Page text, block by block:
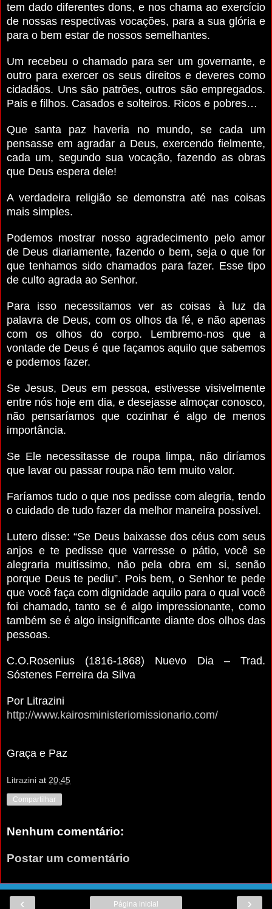
tem dado diferentes dons, e nos chama ao exercício
de nossas respectivas vocações, para a sua glória e
para o bem estar de nossos semelhantes.
Um recebeu o chamado para ser um governante, e
outro para exercer os seus direitos e deveres como
cidadãos. Uns são patrões, outros são empregados.
Pais e filhos. Casados e solteiros. Ricos e pobres…
Que santa paz haveria no mundo, se cada um
pensasse em agradar a Deus, exercendo fielmente,
cada um, segundo sua vocação, fazendo as obras
que Deus espera dele!
A verdadeira religião se demonstra até nas coisas
mais simples.
Podemos mostrar nosso agradecimento pelo amor
de Deus diariamente, fazendo o bem, seja o que for
que tenhamos sido chamados para fazer. Esse tipo
de culto agrada ao Senhor.
Para isso necessitamos ver as coisas à luz da
palavra de Deus, com os olhos da fé, e não apenas
com os olhos do corpo. Lembremo-nos que a
vontade de Deus é que façamos aquilo que sabemos
e podemos fazer.
Se Jesus, Deus em pessoa, estivesse visivelmente
entre nós hoje em dia, e desejasse almoçar conosco,
não pensaríamos que cozinhar é algo de menos
importância.
Se Ele necessitasse de roupa limpa, não diríamos
que lavar ou passar roupa não tem muito valor.
Faríamos tudo o que nos pedisse com alegria, tendo
o cuidado de tudo fazer da melhor maneira possível.
Lutero disse: “Se Deus baixasse dos céus com seus
anjos e te pedisse que varresse o pátio, você se
alegraria muitíssimo, não pela obra em si, senão
porque Deus te pediu”. Pois bem, o Senhor te pede
que você faça com dignidade aquilo para o qual você
foi chamado, tanto se é algo impressionante, como
também se é algo insignificante diante dos olhos das
pessoas.
C.O.Rosenius (1816-1868) Nuevo Dia – Trad.
Sóstenes Ferreira da Silva
Por Litrazini
http://www.kairosministeriomissionario.com/
Graça e Paz
Litrazini at 20:45
Compartilhar
Nenhum comentário:
Postar um comentário
‹ ›
Página inicial